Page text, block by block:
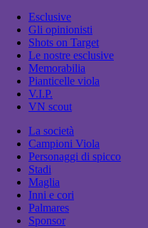
Esclusive
Gli opinionisti
Shots on Target
Le nostre esclusive
Memorabilia
Pianticelle viola
V.I.P.
VN scout
La società
Campioni Viola
Personaggi di spicco
Stadi
Maglia
Inni e cori
Palmares
Sponsor